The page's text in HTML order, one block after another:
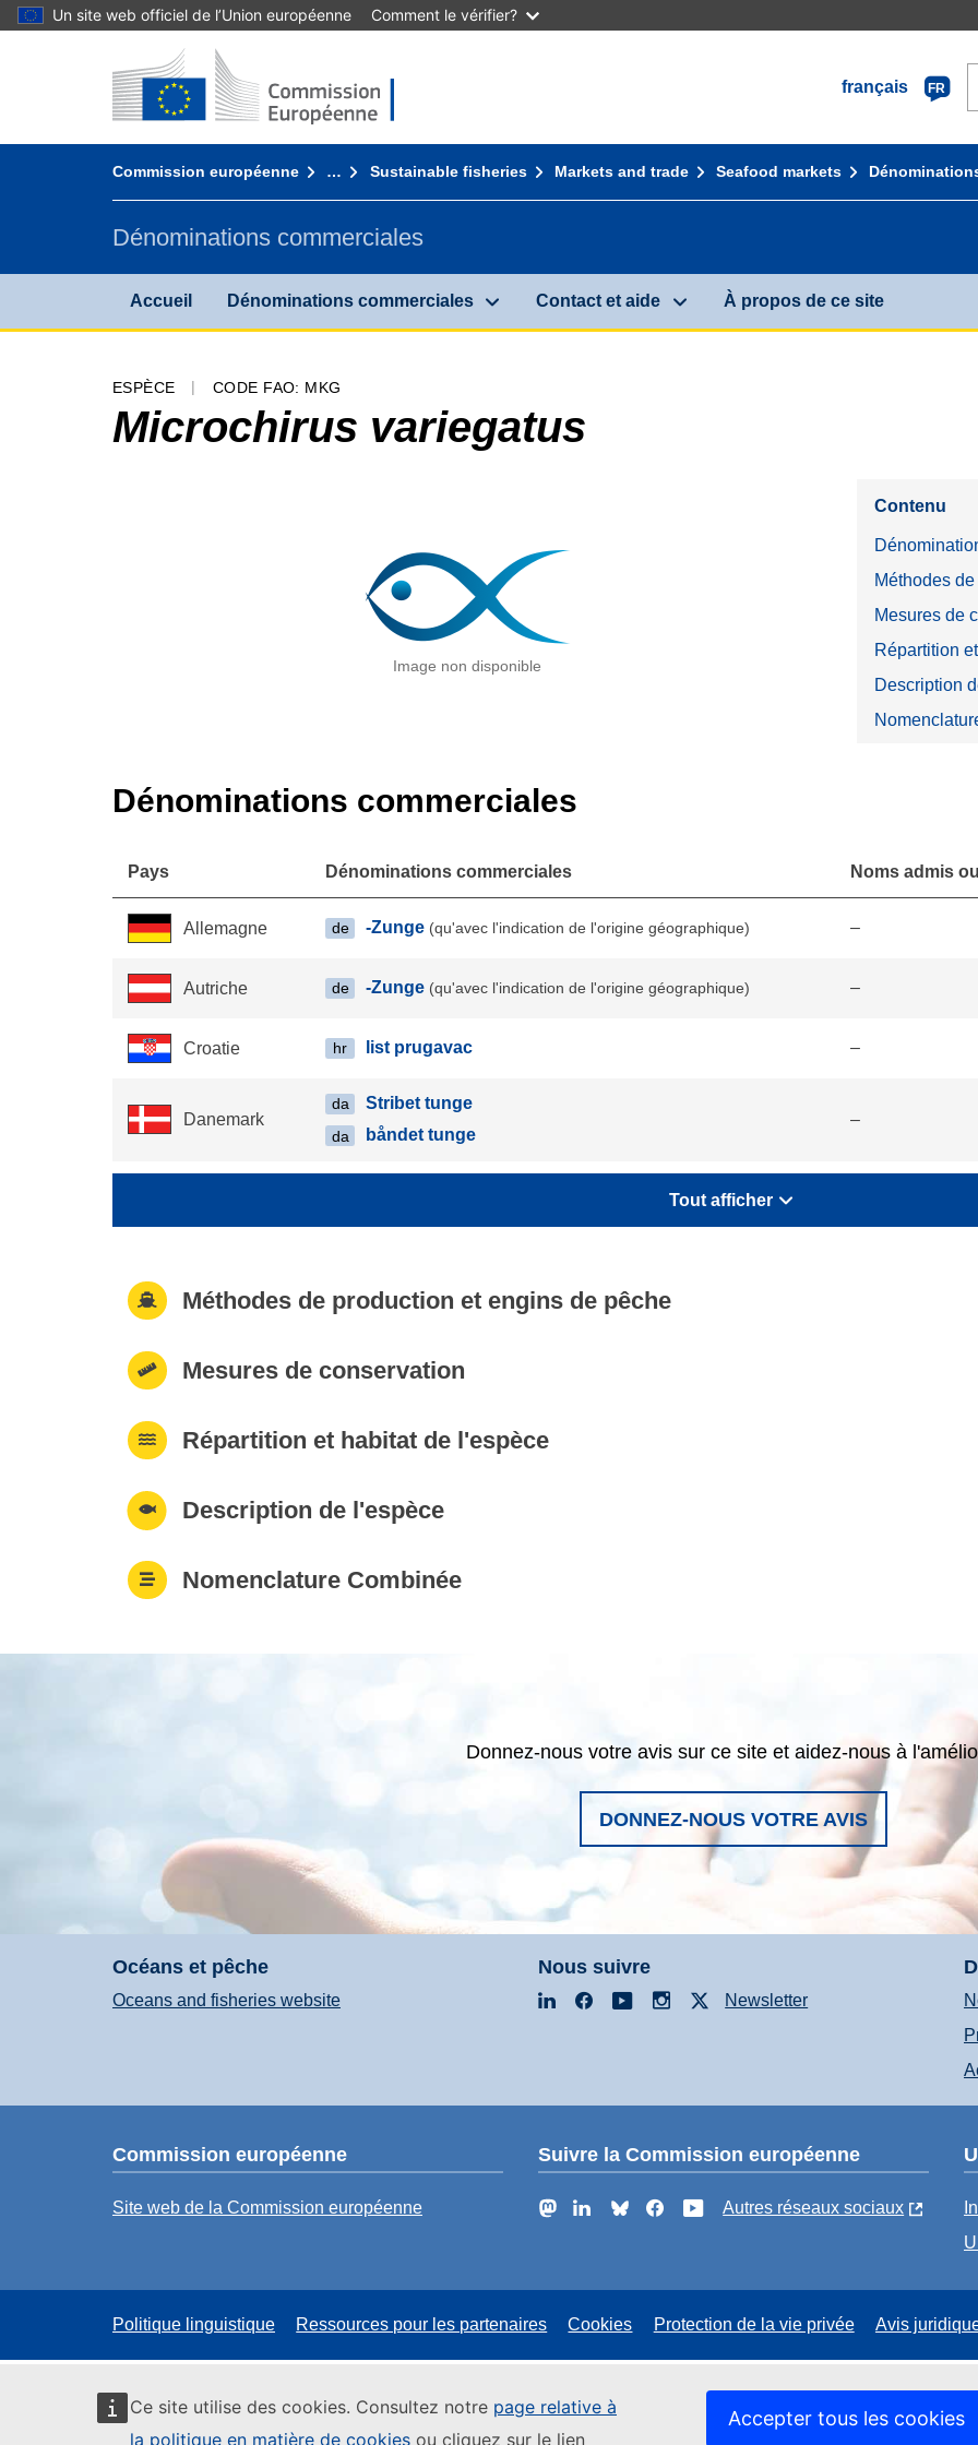
Un site web officiel de l’Union européenne Comment le vérifier?
Ce site utilise des cookies. Consultez notre page relative à
la politique en matière de cookies ou cliquez sur le lien
Accepter tous les cookies
Aller au contenuAccueil - Commission européenne
français
FR
Commission européenne … Sustainable fisheries Markets and trade Seafood markets
Dénominations commerciales
Accueil Dénominations commerciales Contact et aide À propos de ce site
ESPÈCE CODE FAO: MKG
Microchirus variegatus
Image non disponible
Contenu
Méthodes
Mesures de
Répartition
Description
Dénominations commerciales
Pays Dénominations commerciales Noms admis
Allemagne de -Zunge (qu'avec l'indication de l'origine géographique) –
Autriche de -Zunge (qu'avec l'indication de l'origine géographique) –
Croatie hr list prugavac –
Danemark
da Stribet tunge
da båndet tunge
–
Tout afficher
Méthodes de production et engins de pêche
Mesures de conservation
Répartition et habitat de l'espèce
Description de l'espèce
Nomenclature Combinée
Donnez-nous votre avis sur ce site et aidez-nous à
DONNEZ-NOUS VOTRE AVIS
Océans et pêche
Oceans and fisheries website
Nous suivre
LinkedInFacebookYouTubeInstagramNewsletter
Commission européenne
Site web de la Commission européenne
Suivre la Commission européenne
MastodonLinkedInBlueskyFacebookYouTube
Autres réseaux sociaux
Politique linguistique Ressources pour les partenaires Cookies Protection de la vie privée Avis